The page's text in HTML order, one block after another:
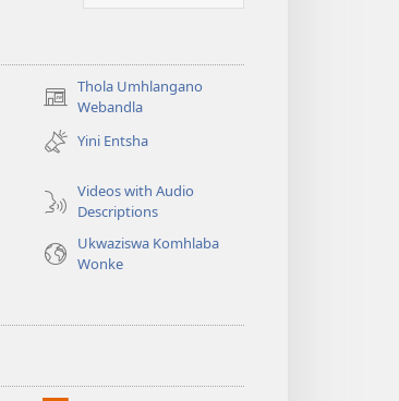
Thola Umhlangano
Webandla
(kuvuleka
ikhasi
elisha)Yini Entsha
Videos with Audio
Descriptions
Ukwaziswa Komhlaba
Wonke